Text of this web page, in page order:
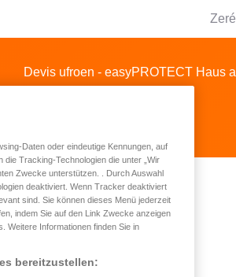
Devis ufroen - easyPROTECT Haus
a Wunneng
Daten oder eindeutige Kennungen, auf
Tracking-Technologien die unter „Wir
Zwecke unterstützen. . Durch Auswahl
deaktiviert. Wenn Tracker deaktiviert
sind. Sie können dieses Menü jederzeit
indem Sie auf den Link Zwecke anzeigen
Weitere Informationen finden Sie in
bereitzustellen: